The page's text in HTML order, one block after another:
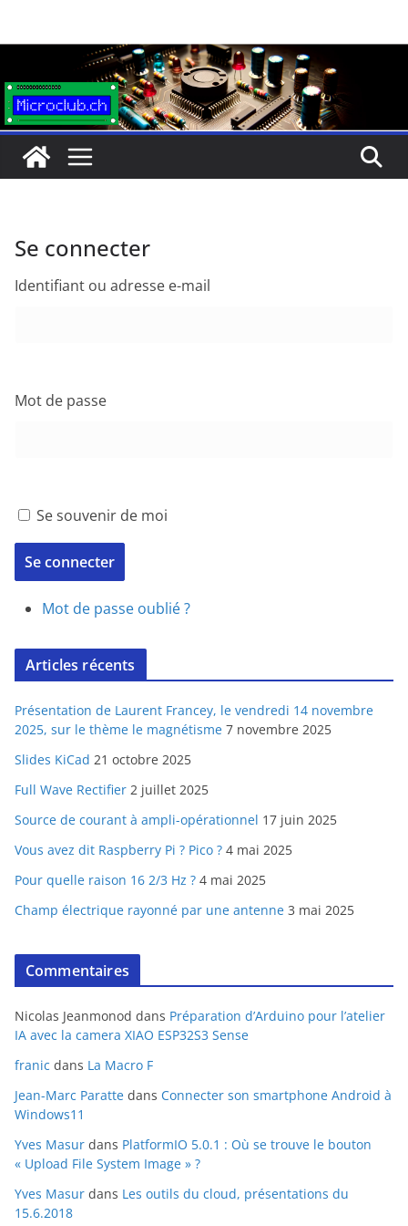
Se connecter
Identifiant ou adresse e-mail
Mot de passe
Se souvenir de moi
Se connecter
Mot de passe oublié ?
Articles récents
Présentation de Laurent Francey, le vendredi 14 novembre
2025, sur le thème le magnétisme 7 novembre 2025
Slides KiCad 21 octobre 2025
Full Wave Rectifier 2 juillet 2025
Source de courant à ampli-opérationnel 17 juin 2025
Vous avez dit Raspberry Pi ? Pico ? 4 mai 2025
Pour quelle raison 16 2/3 Hz ? 4 mai 2025
Champ électrique rayonné par une antenne 3 mai 2025
Commentaires
Nicolas Jeanmonod dans Préparation d’Arduino pour l’atelier
IA avec la camera XIAO ESP32S3 Sense
franic dans La Macro F
Jean-Marc Paratte dans Connecter son smartphone Android à
Windows11
Yves Masur dans PlatformIO 5.0.1 : Où se trouve le bouton
« Upload File System Image » ?
Yves Masur dans Les outils du cloud, présentations du
15.6.2018